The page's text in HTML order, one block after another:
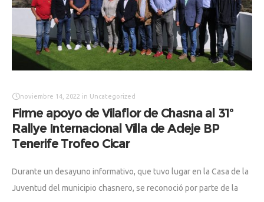
noviembre 14, 2022 in Uncategorized
Firme apoyo de Vilaflor de Chasna al 31º
Rallye Internacional Villa de Adeje BP
Tenerife Trofeo Cicar
Durante un desayuno informativo, que tuvo lugar en la Casa de la
Juventud del municipio chasnero, se reconoció por parte de la